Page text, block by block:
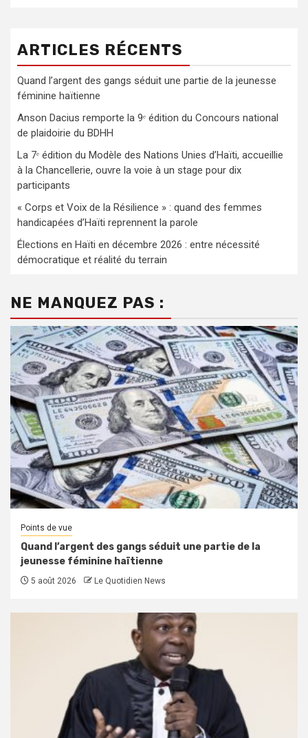
ARTICLES RÉCENTS
Quand l’argent des gangs séduit une partie de la jeunesse
féminine haïtienne
Anson Dacius remporte la 9ᵉ édition du Concours national
de plaidoirie du BDHH
La 7ᵉ édition du Modèle des Nations Unies d’Haïti, accueillie
à la Chancellerie, ouvre la voie à un stage pour dix
participants
« Corps et Voix de la Résilience » : quand des femmes
handicapées d’Haïti reprennent la parole
Élections en Haïti en décembre 2026 : entre nécessité
démocratique et réalité du terrain
NE MANQUEZ PAS :
Points de vue
Quand l’argent des gangs séduit une partie de la
jeunesse féminine haïtienne
5 août 2026 Le Quotidien News